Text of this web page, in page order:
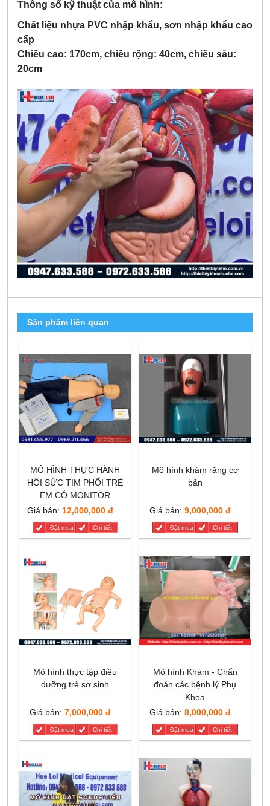
Thông số kỹ thuật của mô hình:
Chất liệu nhựa PVC nhập khẩu, sơn nhập khẩu cao
cấp
Chiều cao: 170cm, chiều rộng: 40cm, chiều sâu:
20cm
Sản phẩm liên quan
MÔ HÌNH THỰC HÀNH
HỒI SỨC TIM PHỔI TRẺ
EM CÓ MONITOR
Giá bán: 12,000,000 đ
Đặt mua Chi tiết
Mô hình khám răng cơ
bản
Giá bán: 9,000,000 đ
Đặt mua Chi tiết
Mô hình thực tập điều
dưỡng trẻ sơ sinh
Giá bán: 7,000,000 đ
Đặt mua Chi tiết
Mô hình Khám - Chẩn
đoán các bệnh lý Phụ
Khoa
Giá bán: 8,000,000 đ
Đặt mua Chi tiết